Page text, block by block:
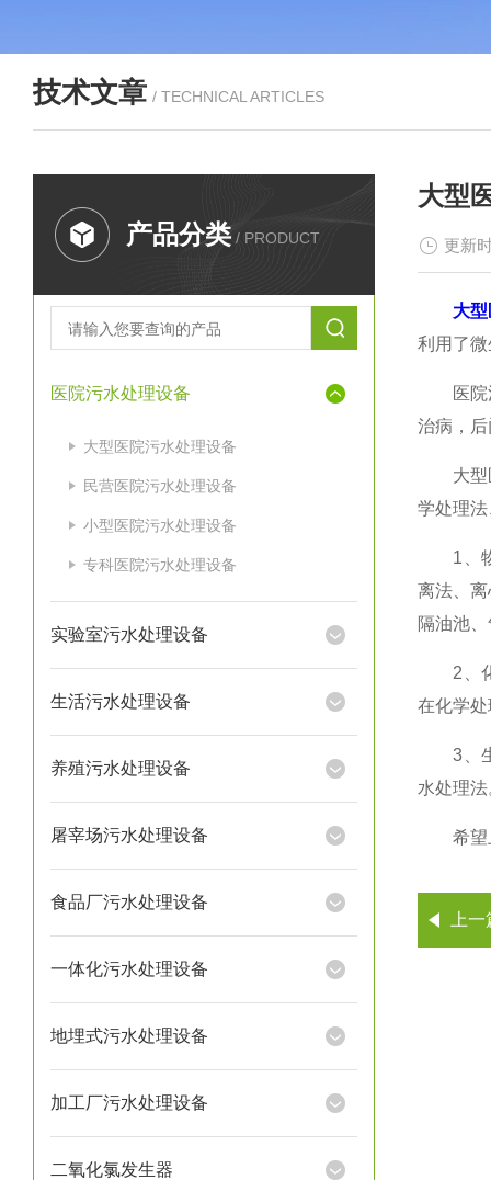
技术文章 / TECHNICAL ARTICLES
产品分类 / PRODUCT
医院污水处理设备
大型医院污水处理设备
民营医院污水处理设备
小型医院污水处理设备
专科医院污水处理设备
实验室污水处理设备
生活污水处理设备
养殖污水处理设备
屠宰场污水处理设备
食品厂污水处理设备
一体化污水处理设备
地埋式污水处理设备
加工厂污水处理设备
二氧化氯发生器
大型
更新
大
利用了
医院污
治病，
大型医
学处理
1、物
离法、
隔油池
2、化
在化学
3、生
水处理
希望上
上